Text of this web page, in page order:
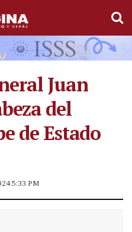
Juan
del
de Estado
5:33 PM